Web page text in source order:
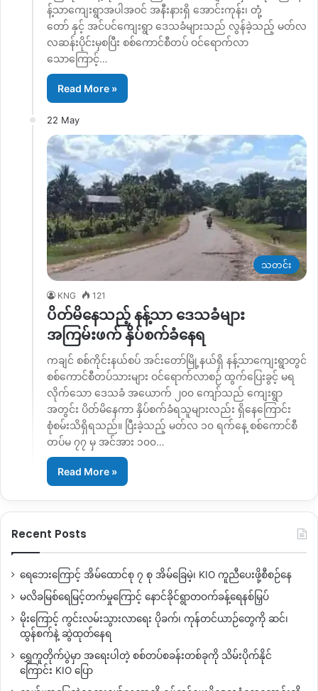
န့်သာကျေးရွာအပါအဝင် အနီးနားရှိ အောင်းကုန်း၊ တုံ့
တော် နှင့် အင်ပင်ကျေးရွာ ဒေသခံများသည် လွန်ခဲ့သည့် မတ်လ
လဆန်းပိုင်းမှစပြီး စစ်ကောင်စီတပ် ဝင်ရောက်လာ
သောကြောင့်…
Read More »
22 May
သတင်း
KNG 121
ပိတ်မိနေသည့် နန့်သာ ဒေသခံများ
အကြမ်းဖက် နှိပ်စက်ခံနေရ
ကချင် စစ်ကိုင်းနယ်စပ် အင်းတော်မြို့နယ်ရှိ နန့်သာကျေးရွာတွင်
စစ်ကောင်စီတပ်သားများ ဝင်ရောက်လာစဉ် ထွက်ပြေးခွင့် မရ
လိုက်သော ဒေသခံ အယောက် ၂၀၀ ကျော်သည် ကျေးရွာ
အတွင်း ပိတ်မိနေကာ နှိပ်စက်ခံရသူများလည်း ရှိနေကြောင်း
စုံစမ်းသိရှိရသည်။ ပြီးခဲ့သည့် မတ်လ ၁၀ ရက်နေ့ စစ်ကောင်စီ
တပ်မ ၇၇ မှ အင်အား ၁၀၀…
Read More »
Recent Posts
ရေဘေးကြောင့် အိမ်ထောင်စု ၇ စု အိမ်ခြေမဲ့၊ KIO ကူညီပေးဖို့စီစဉ်နေ
မလိခမြစ်ရေမြင့်တက်မှုကြောင့် နောင်ခိုင်ရွာတဝက်ခန့်ရေနစ်မြှပ်
မိုးကြောင့် ကွင်းလမ်းသွားလာရေး ပိုခက်၊ ကုန်တင်ယာဉ်တွေကို ဆင်၊
ထွန်စက်နဲ့ ဆွဲထုတ်နေရ
ရွှေကူတိုက်ပွဲမှာ အရေးပါတဲ့ စစ်တပ်စခန်းတစ်ခုကို သိမ်းပိုက်နိုင်
ကြောင်း KIO ပြော